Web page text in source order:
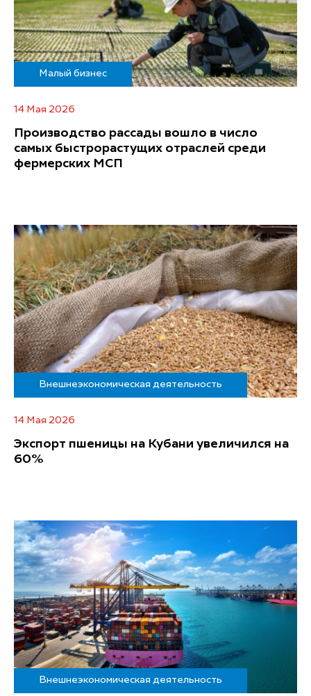
Малый бизнес
14 Мая 2026
Производство рассады вошло в число
самых быстрорастущих отраслей среди
фермерских МСП
Внешнеэкономическая деятельность
14 Мая 2026
Экспорт пшеницы на Кубани увеличился на
60%
Внешнеэкономическая деятельность